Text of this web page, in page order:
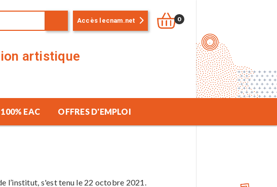
Accès lecnam.net 0
artistique
100% EAC OFFRES D'EMPLOI
l’institut, s'est tenu le 22 octobre 2021.